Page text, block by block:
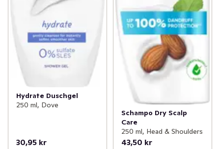
Hydrate Duschgel
250 ml, Dove
30,95 kr
Schampo Dry Scalp
Care
250 ml, Head & Shoulders
43,50 kr